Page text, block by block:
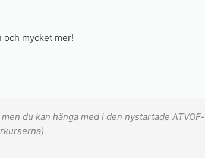
mycket mer!
du kan hänga med i den nystartade ATVOF-